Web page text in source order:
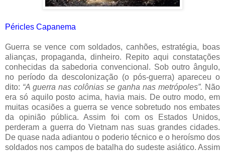
Péricles Capanema
Guerra se vence com soldados, canhões, estratégia, boas
alianças, propaganda, dinheiro. Repito aqui constatações
conhecidas da sabedoria convencional. Sob outro ângulo,
no período da descolonização (o pós-guerra) apareceu o
dito: “A guerra nas colônias se ganha nas metrópoles”. Não
era só aquilo posto acima, havia mais. De outro modo, em
muitas ocasiões a guerra se vence sobretudo nos embates
da opinião pública. Assim foi com os Estados Unidos,
perderam a guerra do Vietnam nas suas grandes cidades.
De quase nada adiantou o poderio técnico e o heroísmo dos
soldados nos campos de batalha do sudeste asiático. Assim